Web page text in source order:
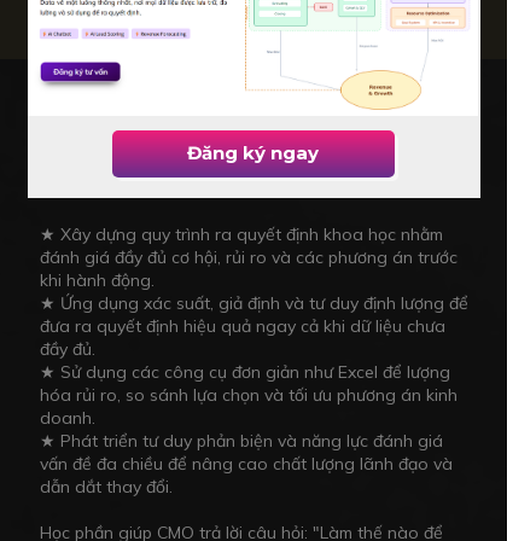
Decision Science - Khoa học cho
lãnh đạo đưa ra quyết định hiệu
quả
★ Xây dựng quy trình ra quyết định khoa học nhằm
đánh giá đầy đủ cơ hội, rủi ro và các phương án trước
khi hành động.
★ Ứng dụng xác suất, giả định và tư duy định lượng để
đưa ra quyết định hiệu quả ngay cả khi dữ liệu chưa
đầy đủ.
★ Sử dụng các công cụ đơn giản như Excel để lượng
hóa rủi ro, so sánh lựa chọn và tối ưu phương án kinh
doanh.
★ Phát triển tư duy phản biện và năng lực đánh giá
vấn đề đa chiều để nâng cao chất lượng lãnh đạo và
dẫn dắt thay đổi.
Học phần giúp CMO trả lời câu hỏi: "Làm thế nào để
(Chọn 1 trong 2)
Đăng ký ngay